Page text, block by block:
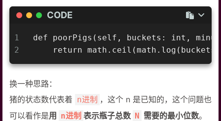
CODE
1
2
def poorPigs(self, buckets: int,
return
换一种思路：
猪的状态数代表着 n进制 ，这个 n 是已知的，这个问题也
可以看作是用 n进制 表示瓶子总数 N 需要的最小位数。